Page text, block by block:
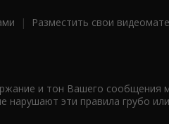
| Разместить свои
и тон Вашего сообщения
эти правила грубо